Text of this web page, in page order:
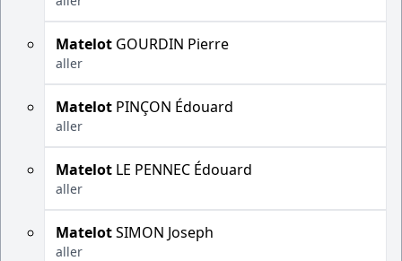
Matelot GOURDIN Pierre
aller
Matelot PINÇON Édouard
aller
Matelot LE PENNEC Édouard
aller
MatelotSIMON Joseph
aller